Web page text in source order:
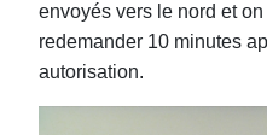
envoyés vers le nord et
redemander 10 minutes
autorisation.